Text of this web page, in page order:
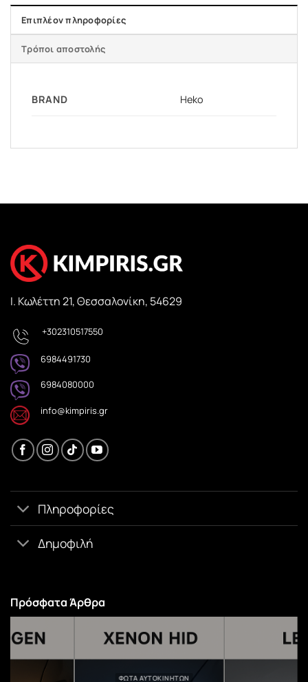
Επιπλέον πληροφορίες
Τρόποι αποστολής
BRAND Heko
Ι. Κωλέττη 21, Θεσσαλονίκη, 54629
+302310517550
6984491730
6984080000
info@kimpiris.gr
Πληροφορίες
Δημοφιλή
Πρόσφατα Άρθρα
ΦΏΤΑ ΑΥΤΟΚΙΝΉΤΩΝ